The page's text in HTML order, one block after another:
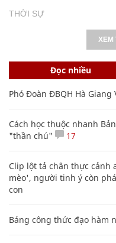
THỜI SỰ
XEM
Đọc nhiều
Phó Đoàn ĐBQH Hà
Cách học thuộc nhanh
"thần chú"
17
Clip lột tả chân thực cảnh
mèo', người tinh ý còn
con
Bảng công thức đạo hàm